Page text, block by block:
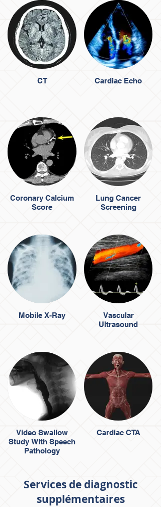
CT Cardiac Echo
Coronary Calcium
Score
Lung Cancer
Screening
Mobile X-Ray
Vascular
Ultrasound
Video Swallow
Study With Speech
Pathology
Cardiac CTA
​Services de diagnostic
supplémentaires